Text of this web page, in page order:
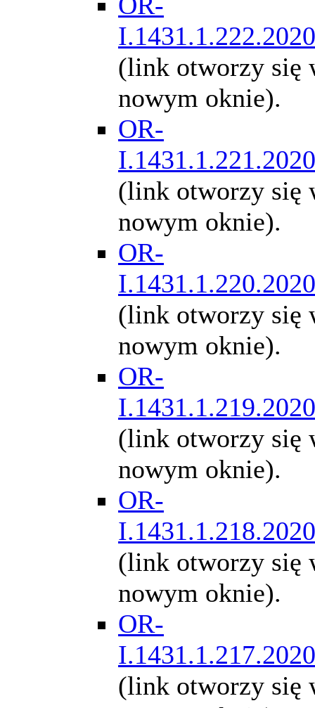
I.1431.1.222.2020
(link otworzy się
nowym oknie).
OR-
I.1431.1.221.2020
(link otworzy się
nowym oknie).
OR-
I.1431.1.220.2020
(link otworzy się
nowym oknie).
OR-
I.1431.1.219.2020
(link otworzy się
nowym oknie).
OR-
I.1431.1.218.2020
(link otworzy się
nowym oknie).
OR-
I.1431.1.217.2020
(link otworzy się